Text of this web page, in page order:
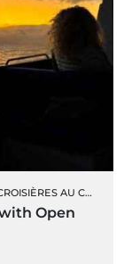
AU COUCHER DU SOLEIL
Open